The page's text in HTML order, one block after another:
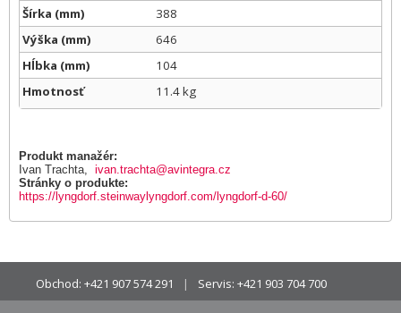
Šírka (mm)
388
Výška (mm)
646
Hĺbka (mm)
104
Hmotnosť
11.4 kg
Produkt manažér:
Ivan Trachta, ivan.trachta@avintegra.cz
Stránky o produkte:
https://lyngdorf.steinwaylyngdorf.com/lyngdorf-d-60/
Obchod: +421 907 574 291 Servis: +421 903 704 700